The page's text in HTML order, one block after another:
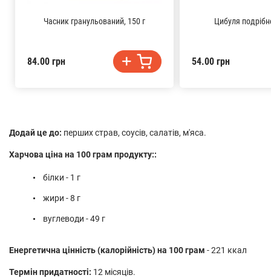
Додай це до: перших страв, соусів, салатів, м'яса.
Харчова ціна на 100 грам продукту::
білки - 1 г
жири - 8 г
вуглеводи - 49 г
Енергетична цінність (калорійність) на 100 грам - 221 ккал
Термін придатності: 12 місяців.
Часник гранульований, 150 г
84.00 грн
Цибуля
54.00 грн